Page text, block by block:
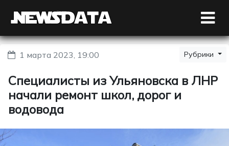
1 марта 2023, 19:00 Рубрики
Специалисты из Ульяновска в ЛНР
начали ремонт школ, дорог и
водовода